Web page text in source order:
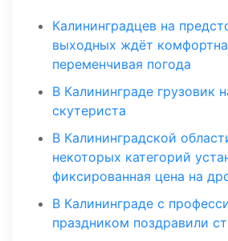
Калининградцев на
выходных ждёт
переменчивая погода
В Калининграде грузовик
скутериста
В Калининградской
некоторых категорий
фиксированная цена на
В Калининграде с
праздником поздравили